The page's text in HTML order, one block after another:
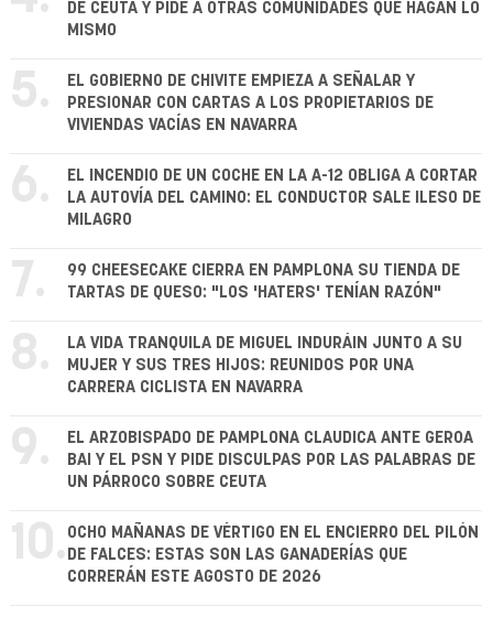
DE CEUTA Y PIDE A OTRAS COMUNIDADES QUE HAGAN LO
MISMO
5.
EL GOBIERNO DE CHIVITE EMPIEZA A SEÑALAR Y
PRESIONAR CON CARTAS A LOS PROPIETARIOS DE
VIVIENDAS VACÍAS EN NAVARRA
6.
EL INCENDIO DE UN COCHE EN LA A-12 OBLIGA A CORTAR
LA AUTOVÍA DEL CAMINO: EL CONDUCTOR SALE ILESO DE
MILAGRO
7.
99 CHEESECAKE CIERRA EN PAMPLONA SU TIENDA DE
TARTAS DE QUESO: "LOS 'HATERS' TENÍAN RAZÓN"
8.
LA VIDA TRANQUILA DE MIGUEL INDURÁIN JUNTO A SU
MUJER Y SUS TRES HIJOS: REUNIDOS POR UNA
CARRERA CICLISTA EN NAVARRA
9.
EL ARZOBISPADO DE PAMPLONA CLAUDICA ANTE GEROA
BAI Y EL PSN Y PIDE DISCULPAS POR LAS PALABRAS DE
UN PÁRROCO SOBRE CEUTA
10. OCHO MAÑANAS DE VÉRTIGO EN EL ENCIERRO DEL PILÓN
DE FALCES: ESTAS SON LAS GANADERÍAS QUE
CORRERÁN ESTE AGOSTO DE 2026